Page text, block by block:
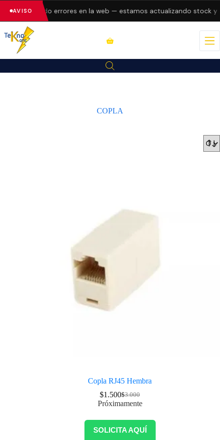
AVISO
presentando errores en la web — estamos actualizando stock y
COPLA
Copla RJ45 Hembra
$3.000
$1.500
Próximamente
SOLICITA AQUÍ